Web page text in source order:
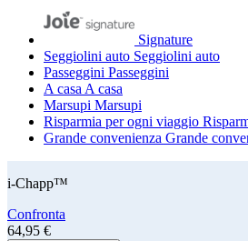
Signature
Seggiolini auto Seggiolini auto
Passeggini Passeggini
A casa A casa
Marsupi Marsupi
Risparmia per ogni viaggio
Grande convenienza Grande
i-Chapp™
Confronta
64,95 €